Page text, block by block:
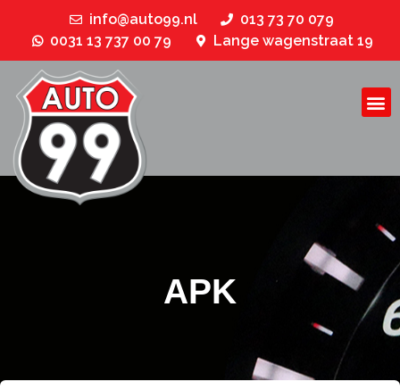
info@auto99.nl
013 73 70 079
0031 13 737 00 79
Lange wagenstraat 19
APK